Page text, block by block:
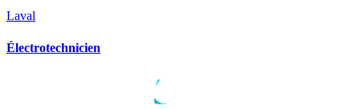
Laval
Électrotechnicien